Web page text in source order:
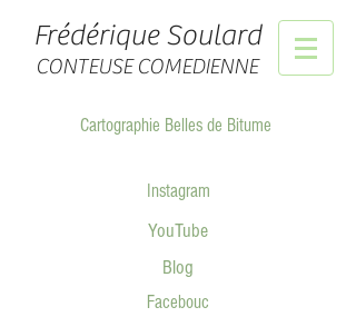
Frédérique Soulard
CONTEUSECOMEDIENNE
Cartographie Belles de Bitume
Instagram
YouTube
Blog
Facebouc